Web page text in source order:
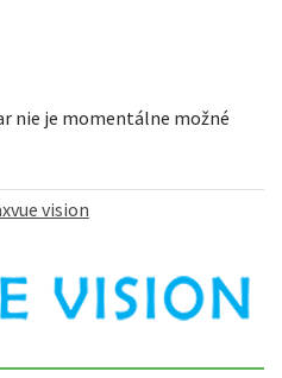
nie je momentálne možné
vision